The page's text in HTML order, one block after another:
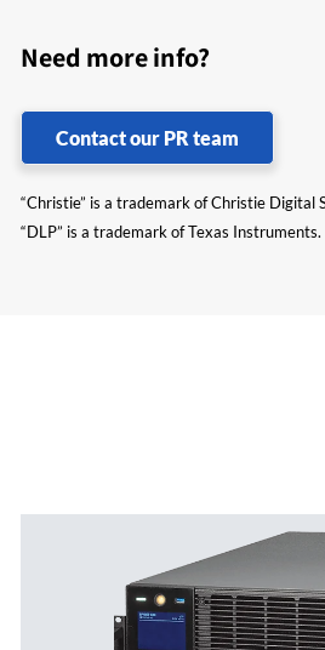
Need more info?
Contact our PR team
“Christie” is a trademark of Christie Digital
“DLP” is a trademark of Texas Instruments.